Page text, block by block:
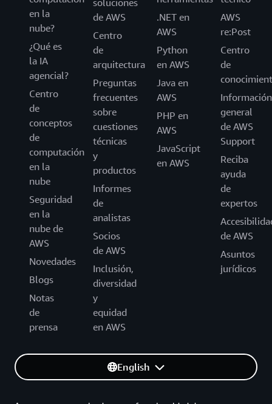
en la
nube?
¿Qué es
la IA
agencial?
Centro
de
conceptos
de
computación
en la
nube
Seguridad
en la
nube de
AWS
Novedades
Blogs
Notas
de
prensa
de AWS
Centro
de
arquitectura
Preguntas
frecuentes
sobre
cuestiones
técnicas
y
productos
Informes
de
analistas
Socios
de AWS
Inclusión,
diversidad
y
equidad
en AWS
.NET en
AWS
Python
en AWS
Java en
AWS
PHP en
AWS
JavaScript
en AWS
AWS
re:Post
Centro
de
Información
general
de AWS
Support
Reciba
ayuda
de
expertos
de AWS
Asuntos
jurídicos
English